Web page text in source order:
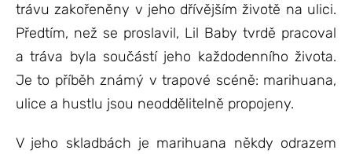
trávu zakořeněny v jeho dřívějším životě na ulici.
Předtím, než se proslavil, Lil Baby tvrdě pracoval
a tráva byla součástí jeho každodenního života.
Je to příběh známý v trapové scéně: marihuana,
ulice a hustlu jsou neoddělitelně propojeny.
V jeho skladbách je marihuana někdy odrazem